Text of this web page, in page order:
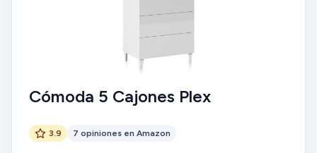
Cómoda 5 Cajones Plex
3.9 7 opiniones en Amazon